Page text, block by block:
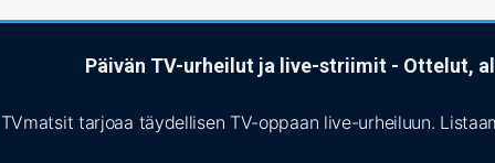
Päivän TV-urheilut ja live-striimit - Ottelut,
TVmatsit tarjoaa täydellisen TV-oppaan live-urheiluun.